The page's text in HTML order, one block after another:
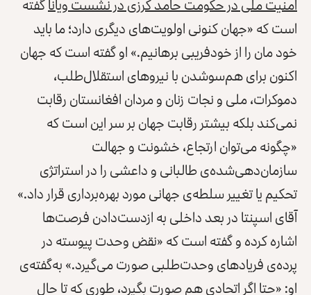
است که «جهان کنونی اولویت‌های دیگری دارد؛ ما باید
خود مان را از خودفریبی برهانیم.» او گفته است که جهان
اکنون برای هم‌سوشدن با نیروهای استقلال‌طلب،
دموکرات، ملی و نجات زنان و مردان افغانستان رقابت
نمی‌کند بلکه بیشتر رقابت جهان بر سر این است که
«چگونه می‌توان ارتجاع، خشونت و جهالت
سازمان‌دهی‌شده‌ی طالبانی و داعشی را در استراتژی
تحکیم یا تغییر سلطه‌ی جهانی مورد بهره‌برداری قرار داد.»
آقای اسپنتا در بعد داخلی به ازدست‌دادن فرصت‌ها
اشاره کرده و گفته است که «نقض وحدت پیوسته در
پرده‌ی فریادهای وحدت‌طلبی صورت می‌گیرد.» به‌گفته‌ی
او: «حتا اگر اتحادی هم صورت بگیرد، طوری که تا حال